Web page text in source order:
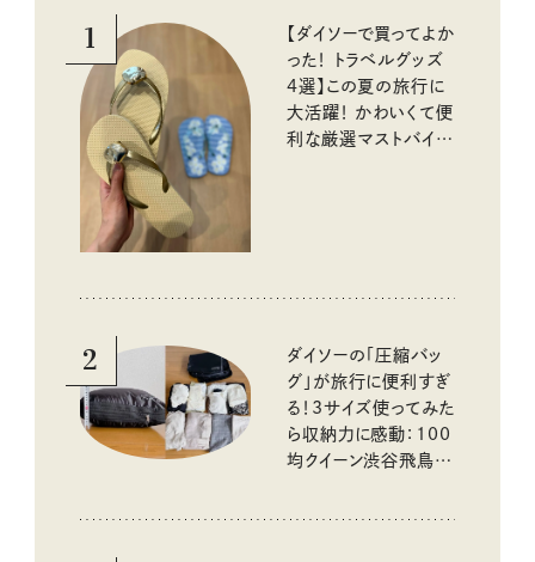
1
【ダイソーで買ってよか
った！ トラベルグッズ
4選】この夏の旅行に
大活躍！ かわいくて便
利な厳選マストバイア
2
ダイソーの「圧縮バッ
グ」が旅行に便利すぎ
る！3サイズ使ってみた
ら収納力に感動：100
均クイーン渋谷飛鳥の